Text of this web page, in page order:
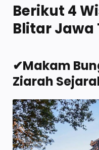
Berikut 4
Blitar Jawa
✔Makam
Ziarah